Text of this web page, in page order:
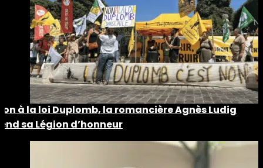
à la loi Duplomb, la romancière Agnès Ludig
sa Légion d’honneur